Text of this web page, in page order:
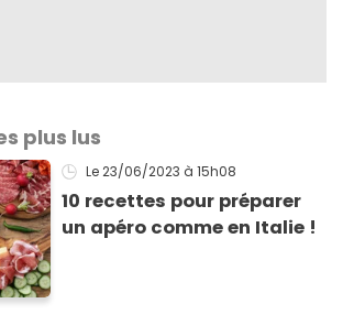
plus lus
Le 23/06/2023 à 15h08
10 recettes pour préparer
un apéro comme en Italie !